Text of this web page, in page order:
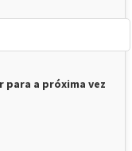
para a próxima vez